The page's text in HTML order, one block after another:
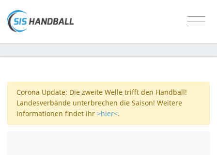
Corona Update: Die zweite Welle trifft den Handball!
Landesverbände unterbrechen die Saison! Weitere
Informationen findet Ihr >hier<.